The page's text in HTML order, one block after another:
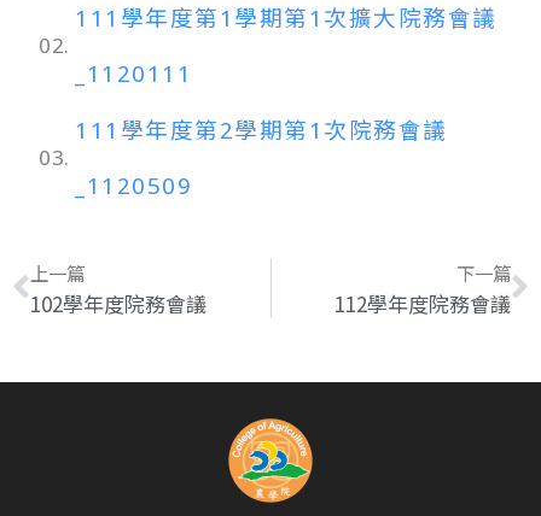
02.
111學年度第1學期第1次擴大院務會議
_1120111
03.
111學年度第2學期第1次院務會議
_1120509
上一篇
102學年度院務會議
下一篇
112學年度院務會議